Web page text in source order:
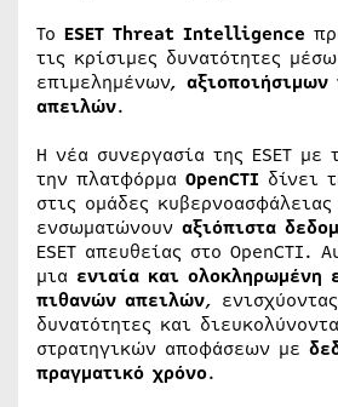
Το ESET Threat Intelligence
τις κρίσιμες δυνατότητες
επιμελημένων,
απειλών.
Η νέα συνεργασία της ESET με
την πλατφόρμα OpenCTI δίνει
στις ομάδες
ενσωματώνουν αξιόπιστα
ESET απευθείας στο OpenCTI.
μια ενιαία και ολοκληρωμένη
πιθανών απειλών,
δυνατότητες και
στρατηγικών αποφάσεων με
πραγματικό χρόνο.